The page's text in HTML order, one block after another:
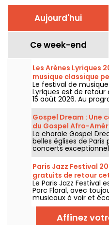
Aujourd'hui
Ce week-end
Les Arènes Lyriques
musique classique
Montmartre
Le festival de
Lyriques est de retour
15 août 2026. Au
16 concerts donnés
Montmartre, un cadre
les grands classiques.
Gospel Dream : Une
du Gospel Afro-
Paris
La chorale Gospel
belles églises de Paris
concerts
expérience musicale
l'espoir, l'unité et la
chants authentiques
Américaine.
Paris Jazz Festival
gratuits de retour
programme
Le Paris Jazz Festival
Parc Floral, avec
musicaux à voir et
bucolique. Voici le
gratuits à découvrir
septembre 2026 !
Affinez